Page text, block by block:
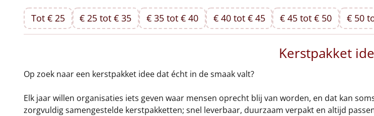
Tot € 25 € 25 tot € 35 € 35 tot € 40 € 40 tot € 45 € 45 tot € 50 € 50
Kerstpakket
Op zoek naar een kerstpakket idee dat écht in de smaak valt?
Elk jaar willen organisaties iets geven waar mensen oprecht blij van worden, en dat kan
zorgvuldig samengestelde kerstpakketten; snel leverbaar, duurzaam verpakt en altijd